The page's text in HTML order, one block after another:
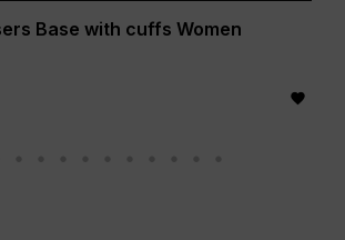
Base with cuffs Women
